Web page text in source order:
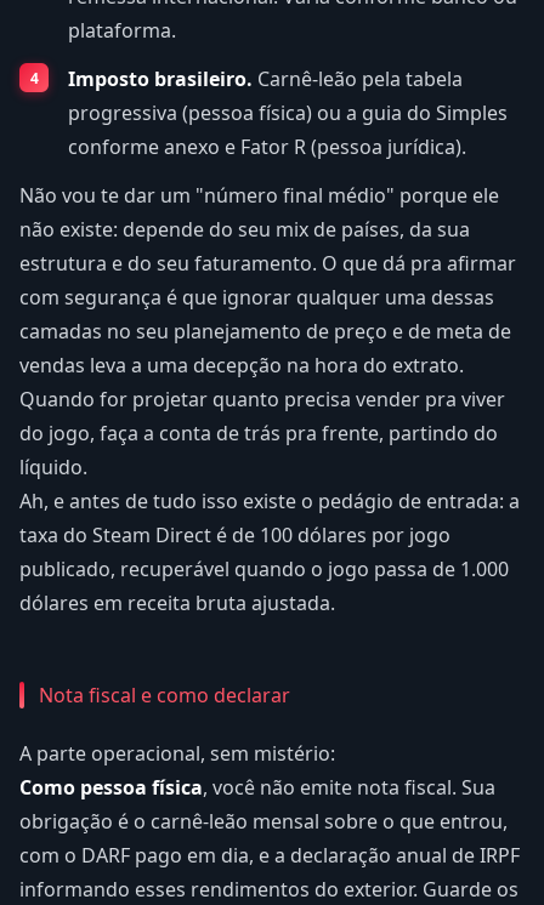
plataforma.
Imposto brasileiro. Carnê-leão pela tabela
progressiva (pessoa física) ou a guia do Simples
conforme anexo e Fator R (pessoa jurídica).
Não vou te dar um "número final médio" porque ele
não existe: depende do seu mix de países, da sua
estrutura e do seu faturamento. O que dá pra afirmar
com segurança é que ignorar qualquer uma dessas
camadas no seu planejamento de preço e de meta de
vendas leva a uma decepção na hora do extrato.
Quando for projetar quanto precisa vender pra viver
do jogo, faça a conta de trás pra frente, partindo do
líquido.
Ah, e antes de tudo isso existe o pedágio de entrada: a
taxa do Steam Direct é de 100 dólares por jogo
publicado, recuperável quando o jogo passa de 1.000
dólares em receita bruta ajustada.
Nota fiscal e como declarar
A parte operacional, sem mistério:
Como pessoa física, você não emite nota fiscal. Sua
obrigação é o carnê-leão mensal sobre o que entrou,
com o DARF pago em dia, e a declaração anual de IRPF
informando esses rendimentos do exterior. Guarde os